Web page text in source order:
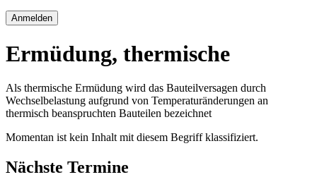
Ermüdung, thermische
Als thermische Ermüdung wird das Bauteilversagen durch
Wechselbelastung aufgrund von Temperaturänderungen an
thermisch beanspruchten Bauteilen bezeichnet
Momentan ist kein Inhalt mit diesem Begriff klassifiziert.
Nächste Termine